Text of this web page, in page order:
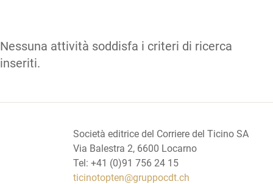
Nessuna attività soddisfa i criteri di ricerca
inseriti.
Società editrice del Corriere del Ticino SA
Via Balestra 2, 6600 Locarno
Tel: +41 (0)91 756 24 15
ticinotopten@gruppocdt.ch